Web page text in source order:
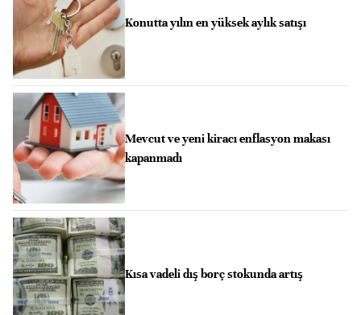
Konutta yılın en yüksek aylık satışı
Mevcut ve yeni kiracı enflasyon makası
kapanmadı
Kısa vadeli dış borç stokunda artış